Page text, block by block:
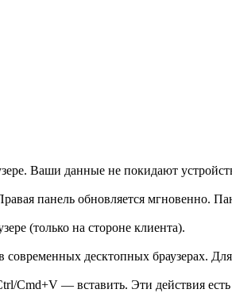
Ваши данные не покидают
панель обновляется мгновенно.
(только на стороне клиента).
десктопных браузерах.
— вставить. Эти действия